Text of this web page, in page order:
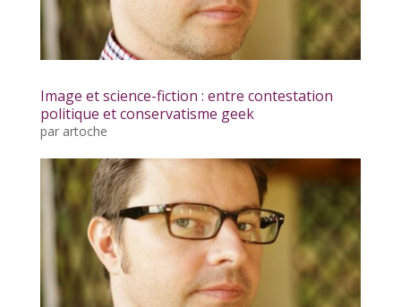
Image et science-fiction : entre contestation
politique et conservatisme geek
par artoche